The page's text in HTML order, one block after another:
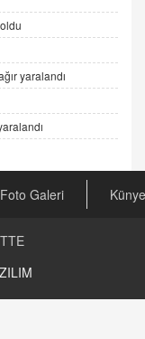
Yürüyoruz"
Açmadan Önce
yaralandı
Foto Galeri Künye